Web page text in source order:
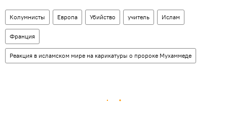
Колумнисты Европа Убийство учитель Ислам
Франция
Реакция в исламском мире на карикатуры о пророке Мухаммеде